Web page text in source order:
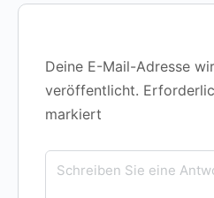
Deine E-Mail-Adresse
veröffentlicht.
markiert